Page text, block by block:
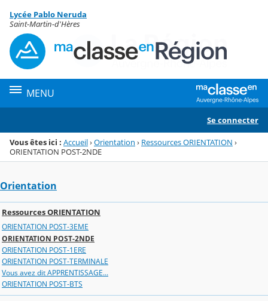
Menu de la rubrique
Contenu
Lycée Pablo Neruda
Saint-Martin-d'Hères
MENU
Se connecter
Vous êtes ici : Accueil›Orientation › Ressources ORIENTATION ›
ORIENTATION POST-2NDE
Orientation
Ressources ORIENTATION
ORIENTATION POST-3EME
ORIENTATION POST-2NDE
ORIENTATION POST-1ERE
ORIENTATION POST-TERMINALE
Vous avez dit APPRENTISSAGE...
ORIENTATION POST-BTS